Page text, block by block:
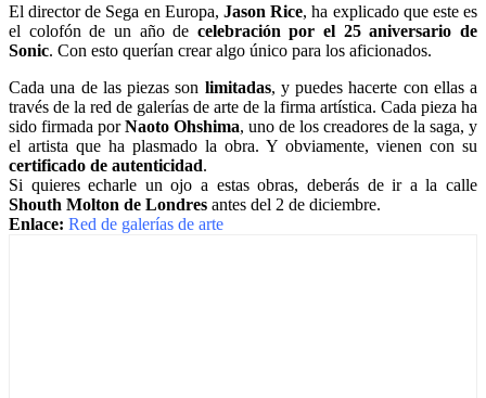
El director de Sega en Europa, Jason Rice, ha explicado que este es
el colofón de un año de celebración por el 25 aniversario de
Sonic. Con esto querían crear algo único para los aficionados.
Cada una de las piezas son limitadas, y puedes hacerte con ellas a
través de la red de galerías de arte de la firma artística. Cada pieza ha
sido firmada porNaoto Ohshima, uno de los creadores de la saga, y
el artista que ha plasmado la obra. Y obviamente, vienen con su
certificado de autenticidad.
Si quieres echarle un ojo a estas obras, deberás de ir a la calle
Shouth Molton de Londres antes del 2 de diciembre.
Enlace: Red de galerías de arte